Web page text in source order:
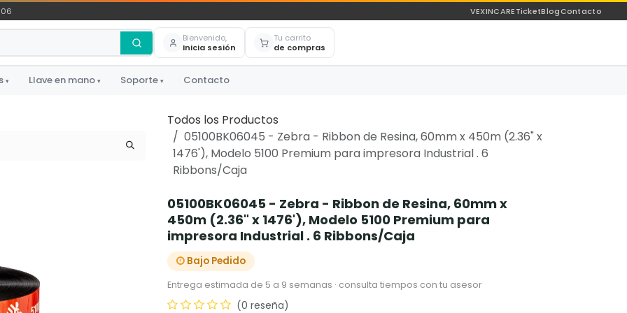
VEXINCARETicketBlogContacto
Bienvenido,
Inicia sesión
Tu carrito
de compras
▾ Llave en mano ▾ Soporte ▾ Contacto
Todos los Productos
05100BK06045 - Zebra - Ribbon de Resina, 60mm x 450m (2.36" x
1476'), Modelo 5100 Premium para impresora Industrial . 6
Ribbons/Caja
05100BK06045 - Zebra - Ribbon de Resina, 60mm x
450m (2.36" x 1476'), Modelo 5100 Premium para
impresora Industrial . 6 Ribbons/Caja
Bajo Pedido
Entrega estimada de 5 a 9 semanas · consulta tiempos con tu asesor
(0 reseña)